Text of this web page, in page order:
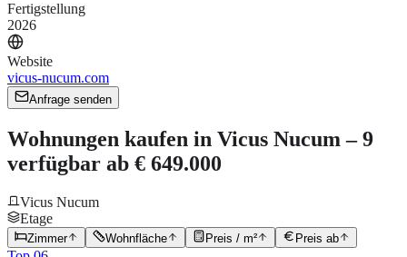
Fertigstellung
2026
Website
vicus-nucum.com
Anfrage senden
Wohnungen kaufen in Vicus Nucum – 9
verfügbar ab € 649.000
Vicus Nucum
Etage
Zimmer Wohnfläche Preis / m² Preis ab